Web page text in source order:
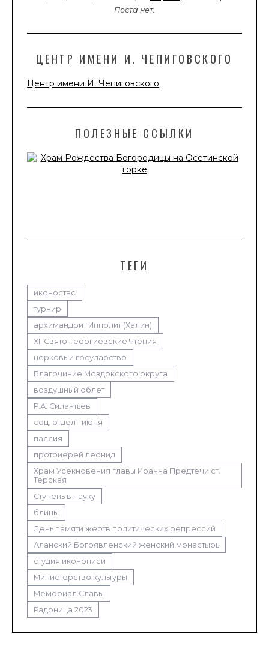
Поста нет.
ЦЕНТР ИМЕНИ И. ЧЕПИГОВСКОГО
Центр имени И. Чепиговского
ПОЛЕЗНЫЕ ССЫЛКИ
ТЕГИ
иконостас
турнир
архимандрит Ипполит (Халин)
XII Свято-Георгиевские Чтения
церковь и государство
Благочиние Моздокского округа
воздушный облет
Р.А. Силантьев
соц. отдел 1 июня
пассия
протоиерей леонид
Храм Усекновения главы Иоанна Предтечи ст.
Терская
Ступень в науку
блины
День памяти жертв политических репрессий
Аланский Богоявленский женский монастырь
студия иконописи
Министерство культуры
Мемориал Славы
Радоница 2023